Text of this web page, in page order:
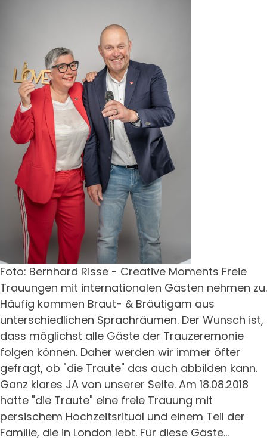
Foto: Bernhard Risse - Creative Moments Freie
Trauungen mit internationalen Gästen nehmen zu.
Häufig kommen Braut- & Bräutigam aus
unterschiedlichen Sprachräumen. Der Wunsch ist,
dass möglichst alle Gäste der Trauzeremonie
folgen können. Daher werden wir immer öfter
gefragt, ob "die Traute" das auch abbilden kann.
Ganz klares JA von unserer Seite. Am 18.08.2018
hatte "die Traute" eine freie Trauung mit
persischem Hochzeitsritual und einem Teil der
Familie, die in London lebt. Für diese Gäste...